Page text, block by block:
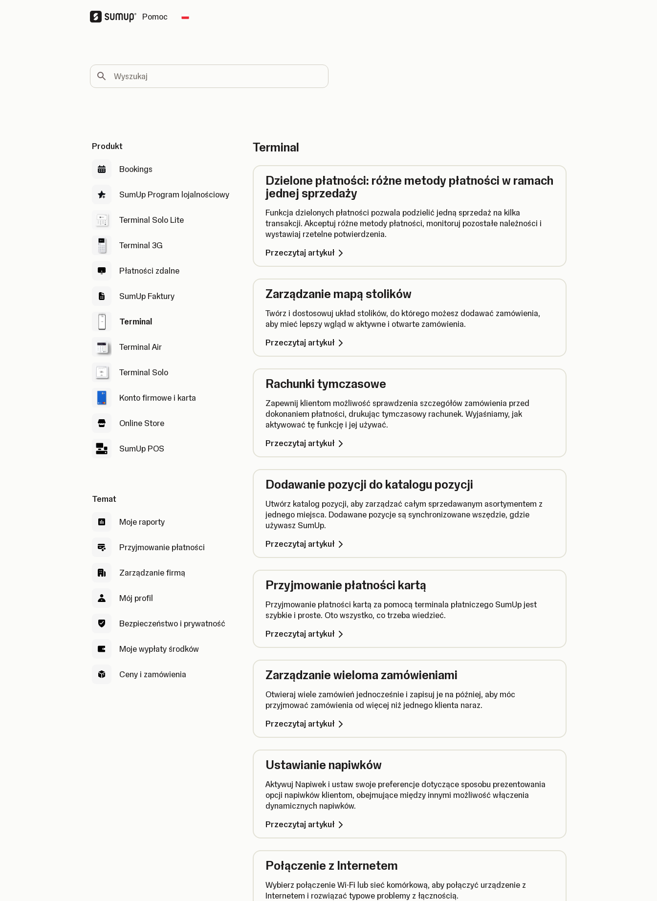
Pomoc Change country
Wyszukaj
Produkt
Bookings
SumUp Program lojalnościowy
Terminal Solo Lite
Terminal 3G
Płatności zdalne
SumUp Faktury
Terminal
Terminal Air
Terminal Solo
Konto firmowe i karta
Online Store
SumUp POS
Temat
Moje raporty
Przyjmowanie płatności
Zarządzanie firmą
Mój profil
Bezpieczeństwo i prywatność
Moje wypłaty środków
Ceny i zamówienia
Terminal
Dzielone płatności: różne metody płatności w ramach
jednej sprzedaży
Funkcja dzielonych płatności pozwala podzielić jedną sprzedaż na kilka
transakcji. Akceptuj różne metody płatności, monitoruj pozostałe należności i
wystawiaj rzetelne potwierdzenia.
Przeczytaj artykuł
Zarządzanie mapą stolików
Twórz i dostosowuj układ stolików, do którego możesz dodawać zamówienia,
aby mieć lepszy wgląd w aktywne i otwarte zamówienia.
Przeczytaj artykuł
Rachunki tymczasowe
Zapewnij klientom możliwość sprawdzenia szczegółów zamówienia przed
dokonaniem płatności, drukując tymczasowy rachunek. Wyjaśniamy, jak
aktywować tę funkcję i jej używać.
Przeczytaj artykuł
Dodawanie pozycji do katalogu pozycji
Utwórz katalog pozycji, aby zarządzać całym sprzedawanym asortymentem z
jednego miejsca. Dodawane pozycje są synchronizowane wszędzie, gdzie
używasz SumUp.
Przeczytaj artykuł
Przyjmowanie płatności kartą
Przyjmowanie płatności kartą za pomocą terminala płatniczego SumUp jest
szybkie i proste. Oto wszystko, co trzeba wiedzieć.
Przeczytaj artykuł
Zarządzanie wieloma zamówieniami
Otwieraj wiele zamówień jednocześnie i zapisuj je na później, aby móc
przyjmować zamówienia od więcej niż jednego klienta naraz.
Przeczytaj artykuł
Ustawianie napiwków
Aktywuj Napiwek i ustaw swoje preferencje dotyczące sposobu prezentowania
opcji napiwków klientom, obejmujące między innymi możliwość włączenia
dynamicznych napiwków.
Przeczytaj artykuł
Połączenie z Internetem
Wybierz połączenie Wi-Fi lub sieć komórkową, aby połączyć urządzenie z
Internetem i rozwiązać typowe problemy z łącznością.